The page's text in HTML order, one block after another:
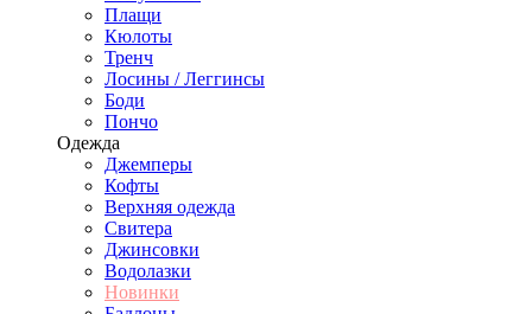
Плащи
Кюлоты
Тренч
Лосины / Леггинсы
Боди
Пончо
Одежда
Джемперы
Кофты
Верхняя одежда
Свитера
Джинсовки
Водолазки
Новинки